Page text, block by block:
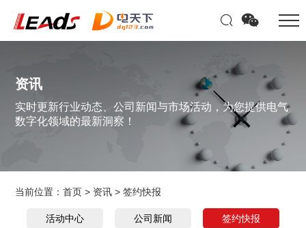
资讯
实时更新行业动态、公司新闻与市场活动，为您提供电气
数字化领域的最新洞察！
当前位置：首页 > 资讯 >签约快报
活动中心 公司新闻 签约快报